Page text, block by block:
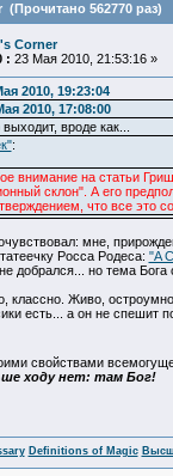
562770 раз)
Corner
: 23 Мая 2010, 21:53:16 »
2010, 19:23:04
2010, 17:08:00
вроде как...
:
внимание на статьи
склон". А его
что все это
мне,
Росса Родеса: "A
добрался... но тема
классно. Живо,
есть... а он не спешит
свойствами
ходу нет: там Бог!
Definitions of Magic